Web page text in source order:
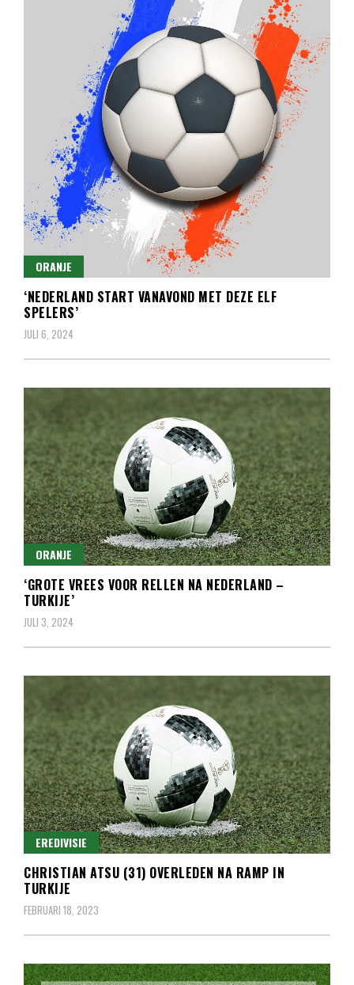
ORANJE
‘NEDERLAND START VANAVOND MET DEZE ELF
SPELERS’
JULI 6, 2024
ORANJE
‘GROTE VREES VOOR RELLEN NA NEDERLAND –
TURKIJE’
JULI 3, 2024
EREDIVISIE
CHRISTIAN ATSU (31) OVERLEDEN NA RAMP IN
TURKIJE
FEBRUARI 18, 2023